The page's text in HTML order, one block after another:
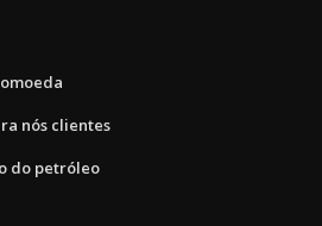
nós clientes
do petróleo